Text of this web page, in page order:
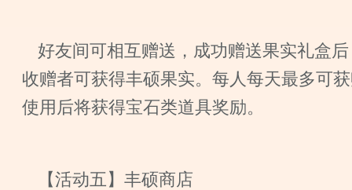
好友间可相互赠送，成功赠送果实礼盒
收赠者可获得丰硕果实。每人每天最多可
使用后将获得宝石类道具奖励。
【活动五】丰硕商店